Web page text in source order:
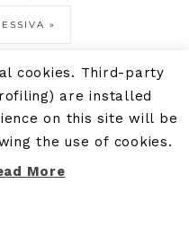
»
cookies. Third-party
are installed
on this site will be
the use of cookies.
More